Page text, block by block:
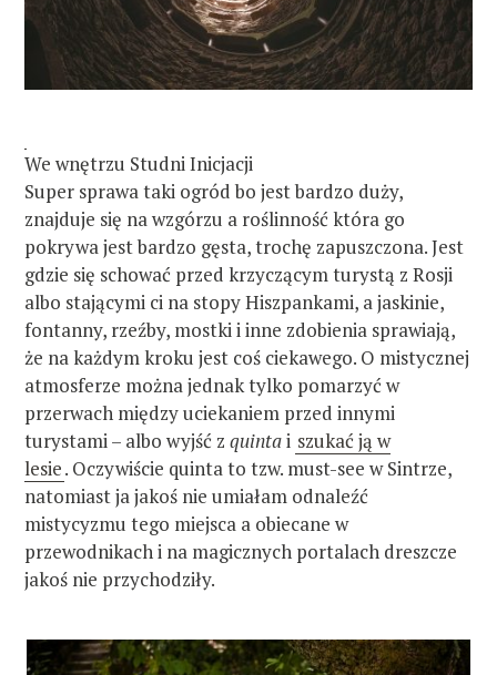
We wnętrzu Studni Inicjacji
Super sprawa taki ogród bo jest bardzo duży,
znajduje się na wzgórzu a roślinność która go
pokrywa jest bardzo gęsta, trochę zapuszczona. Jest
gdzie się schować przed krzyczącym turystą z Rosji
albo stającymi ci na stopy Hiszpankami, a jaskinie,
fontanny, rzeźby, mostki i inne zdobienia sprawiają,
że na każdym kroku jest coś ciekawego. O mistycznej
atmosferze można jednak tylko pomarzyć w
przerwach między uciekaniem przed innymi
turystami – albo wyjść z quintai szukać ją w
lesie. Oczywiście quinta to tzw. must-see w Sintrze,
natomiast ja jakoś nie umiałam odnaleźć
mistycyzmu tego miejsca a obiecane w
przewodnikach i na magicznych portalach dreszcze
jakoś nie przychodziły.